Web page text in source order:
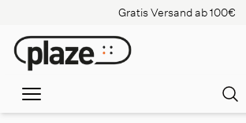
Gratis Versand ab 100€